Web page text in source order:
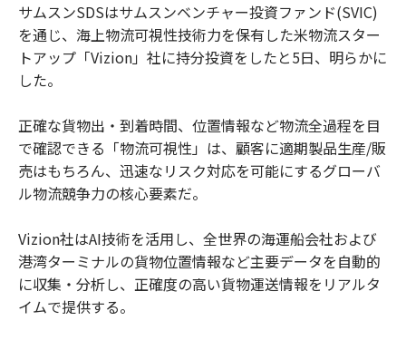
サムスンSDSはサムスンベンチャー投資ファンド(SVIC)
を通じ、海上物流可視性技術力を保有した米物流スター
トアップ「Vizion」社に持分投資をしたと5日、明らかに
した。
正確な貨物出・到着時間、位置情報など物流全過程を目
で確認できる「物流可視性」は、顧客に適期製品生産/販
売はもちろん、迅速なリスク対応を可能にするグローバ
ル物流競争力の核心要素だ。
Vizion社はAI技術を活用し、全世界の海運船会社および
港湾ターミナルの貨物位置情報など主要データを自動的
に収集・分析し、正確度の高い貨物運送情報をリアルタ
イムで提供する。